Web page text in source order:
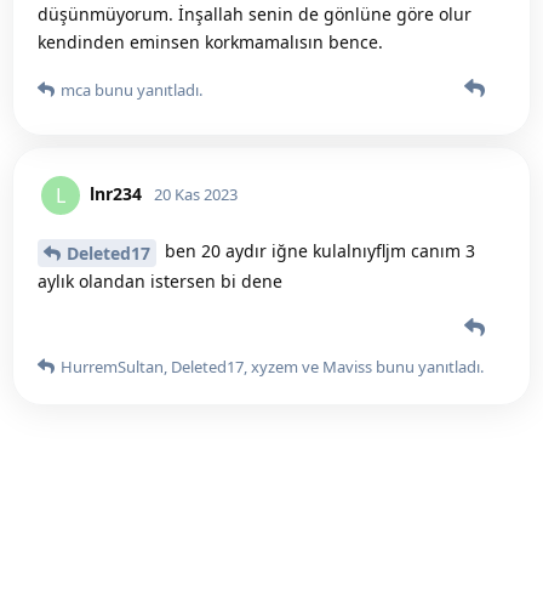
düşünmüyorum. İnşallah senin de gönlüne göre olur
kendinden eminsen korkmamalısın bence.
mca bunu yanıtladı.
L lnr234 20 Kas 2023
Deleted17
ben 20 aydır iğne kulalnıyfljm canım 3
aylık olandan istersen bi dene
HurremSultan Deleted17 xyzem ve Maviss bunu yanıtladı.